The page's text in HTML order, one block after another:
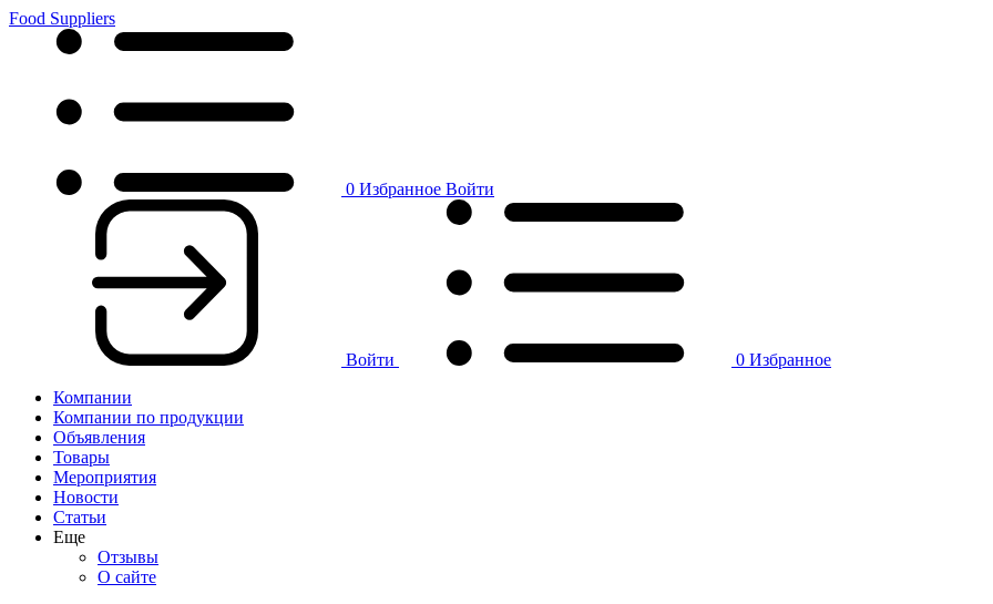
Food Suppliers
0 Избранное Войти
Войти 0 Избранное
Компании
Компании по продукции
Объявления
Товары
Мероприятия
Новости
Статьи
Еще
Отзывы
О сайте